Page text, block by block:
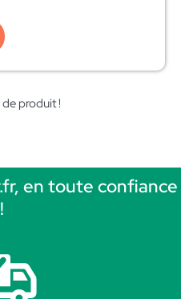
produit !
en toute confiance
!